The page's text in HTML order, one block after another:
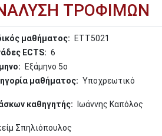
ΤΡΟΦΙΜΩΝ
μαθήματος
ΕΤΤ5021
ECTS
6
Εξάμηνο 5o
μαθήματος
Υποχρεωτικό
καθηγητής Ιωάννης Καπόλος
Σπηλιόπουλος